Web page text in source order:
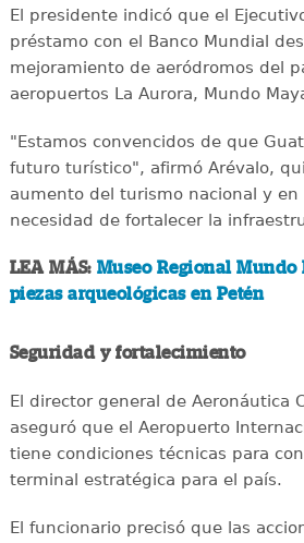
El presidente indicó que el
préstamo con el Banco Mundial
mejoramiento de aeródromos del
aeropuertos La Aurora, Mundo
"Estamos convencidos de que
futuro turístico", afirmó Arévalo,
aumento del turismo nacional y en
necesidad de fortalecer la
LEA MÁS: Museo Regional Mundo
piezas arqueológicas en Petén
Seguridad y fortalecimiento
El director general de Aeronáutica
aseguró que el Aeropuerto
tiene condiciones técnicas para
terminal estratégica para el país.
El funcionario precisó que las